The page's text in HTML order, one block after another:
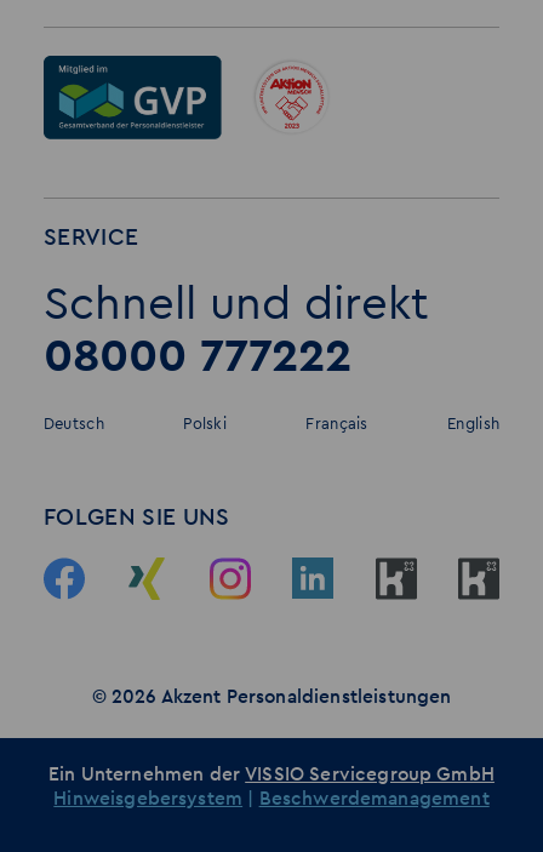
SERVICE
Schnell und direkt
08000 777222
Deutsch Polski Français English
FOLGEN SIE UNS
© 2026 Akzent Personaldienstleistungen
Ein Unternehmen derVISSIO Servicegroup GmbH
Hinweisgebersystem
Beschwerdemanagement